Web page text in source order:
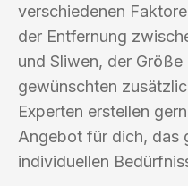
verschiedenen
der Entfernung
und Sliwen, der
gewünschten
Experten erstellen
Angebot für dich, das
individuellen